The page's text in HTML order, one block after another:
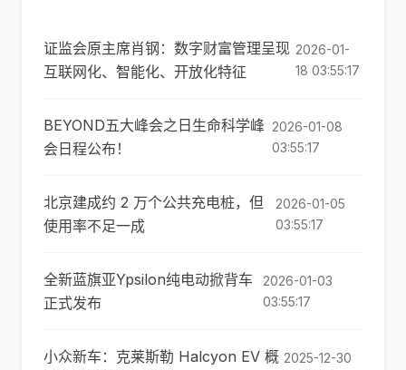
证监会原主席肖钢：数字财富管理呈现
互联网化、智能化、开放化特征
2026-01-
18 03:55:17
BEYOND五大峰会之日生命科学峰
会日程公布！
2026-01-08
03:55:17
北京建成约 2 万个公共充电桩，但
使用率不足一成
2026-01-05
03:55:17
全新蓝旗亚Ypsilon纯电动掀背车
正式发布
2026-01-03
03:55:17
小众新车：克莱斯勒 Halcyon EV 概 2025-12-30